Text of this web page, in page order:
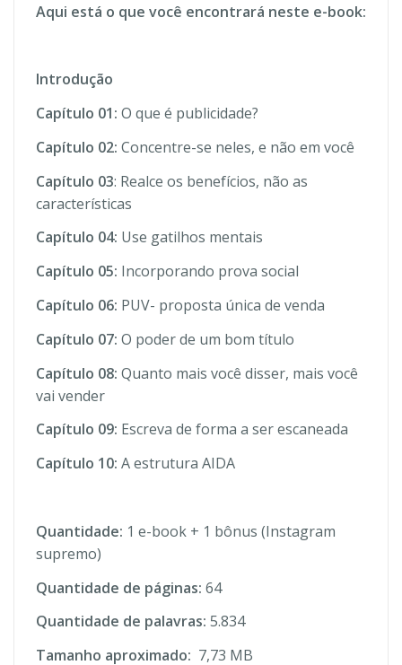
Aqui está o que você encontrará neste e-book:
Introdução
Capítulo 01: O que é publicidade?
Capítulo 02: Concentre-se neles, e não em você
Capítulo 03: Realce os benefícios, não as
características
Capítulo 04: Use gatilhos mentais
Capítulo 05: Incorporando prova social
Capítulo 06: PUV- proposta única de venda
Capítulo 07: O poder de um bom título
Capítulo 08: Quanto mais você disser, mais você
vai vender
Capítulo 09: Escreva de forma a ser escaneada
Capítulo 10: A estrutura AIDA
Quantidade: 1 e-book + 1 bônus (Instagram
supremo)
Quantidade de páginas: 64
Quantidade de palavras: 5.834
Tamanho aproximado: 7,73 MB